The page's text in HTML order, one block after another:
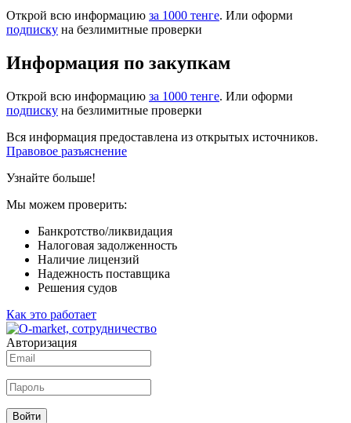
Открой всю информацию за 1000 тенге. Или оформи
подписку на безлимитные проверки
Информация по закупкам
Открой всю информацию за 1000 тенге. Или оформи
подписку на безлимитные проверки
Вся информация предоставлена из открытых источников.
Правовое разъяснение
Узнайте больше!
Мы можем проверить:
Банкротство/ликвидация
Налоговая задолженность
Наличие лицензий
Надежность поставщика
Решения судов
Как это работает
Авторизация
Войти